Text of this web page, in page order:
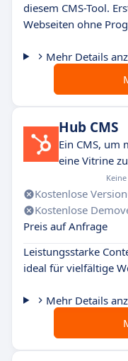
diesem CMS-Tool.
Webseiten ohne
Mehr Details
Hub CMS
Ein CMS, um
eine Vitrine
Kostenlose Version
Kostenlose
Preis auf Anfrage
Leistungsstarke
ideal für vielfältige
Mehr Details